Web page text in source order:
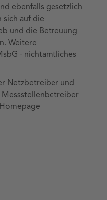
ebenfalls gesetzlich
sich auf die
und die Betreuung
Weitere
- nichtamtliches
Netzbetreiber und